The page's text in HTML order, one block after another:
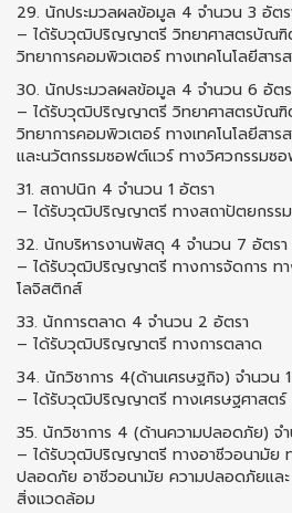
29. นักประมวลผลข้อมูล 4 จํานวน 3 อัตร
– ได้รับวุฒิปริญญาตรี วิทยาศาสตรบัณฑิ
วิทยาการคอมพิวเตอร์ ทางเทคโนโลยีสา
30. นักประมวลผลข้อมูล 4 จํานวน 6 อัต
– ได้รับวุฒิปริญญาตรี วิทยาศาสตรบัณฑิ
วิทยาการคอมพิวเตอร์ ทางเทคโนโลยีสา
และนวัตกรรมซอฟต์แวร์ ทางวิศวกรรมซ
31. สถาปนิก 4 จํานวน 1 อัตรา
– ได้รับวุฒิปริญญาตรี ทางสถาปัตยกรรม
32. นักบริหารงานพัสดุ 4 จํานวน 7 อัตรา
– ได้รับวุฒิปริญญาตรี ทางการจัดการ ทา
โลจิสติกส์
33. นักการตลาด 4 จํานวน 2 อัตรา
– ได้รับวุฒิปริญญาตรี ทางการตลาด
34. นักวิชาการ 4(ด้านเศรษฐกิจ) จํานวน
– ได้รับวุฒิปริญญาตรี ทางเศรษฐศาสตร์
35. นักวิชาการ 4 (ด้านความปลอดภัย) จํ
– ได้รับวุฒิปริญญาตรี ทางอาชีวอนามัย ท
ปลอดภัย อาชีวอนามัย ความปลอดภัยและ
สิ่งแวดล้อม